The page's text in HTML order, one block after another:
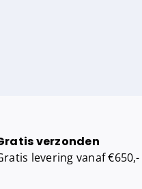
verzonden
levering vanaf €650,-